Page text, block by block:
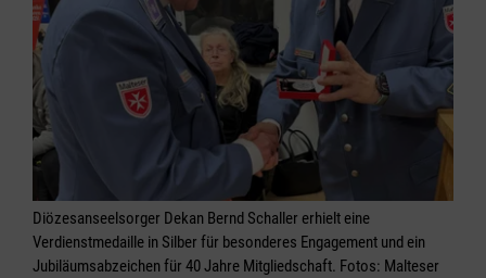
Diözesanseelsorger Dekan Bernd Schaller erhielt eine
Verdienstmedaille in Silber für besonderes Engagement und ein
Jubiläumsabzeichen für 40 Jahre Mitgliedschaft. Fotos: Malteser